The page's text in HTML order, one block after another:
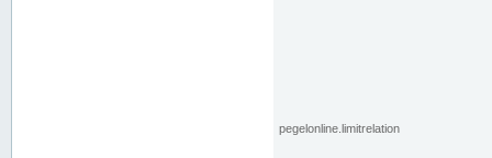
pegelonline.limitrelation